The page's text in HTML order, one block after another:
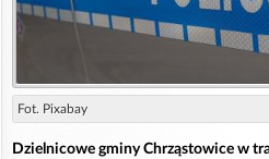
Fot. Pixabay
Dzielnicowe gminy Chrząstowice w